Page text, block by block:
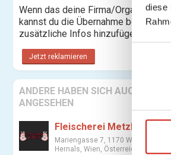
diese
n
w
l
l
i
Wenn das deine Firma/Organisation
kannst du die Übernahme
zusätzliche Infos hinzufügen.
Jetzt reklamieren
ANDERE HABEN SICH AUCH
ANGESEHEN
Fleischerei Metzker
Mariengasse 7, 1170 Wien 17.,
Hernals, Wien, Österreich